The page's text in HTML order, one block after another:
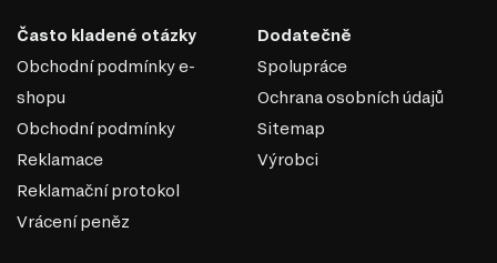
Často kladené otázky
Obchodní podmínky e-
shopu
Obchodní podmínky
Reklamace
Reklamační protokol
Vrácení peněz
Dodatečně
Spolupráce
Ochrana osobních údajů
Sitemap
Výrobci